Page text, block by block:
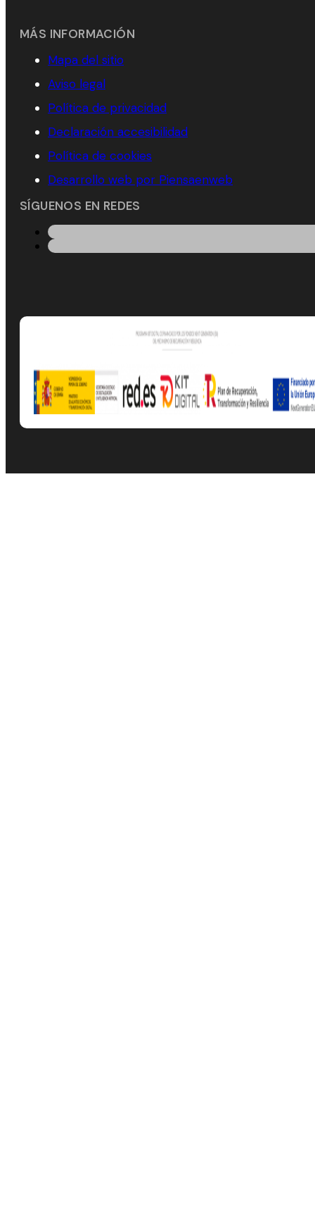
MÁS INFORMACIÓN
Mapa del sitio
Aviso legal
Política de privacidad
Declaración accesibilidad
Política de cookies
Desarrollo web por Piensaenweb
SÍGUENOS EN REDES